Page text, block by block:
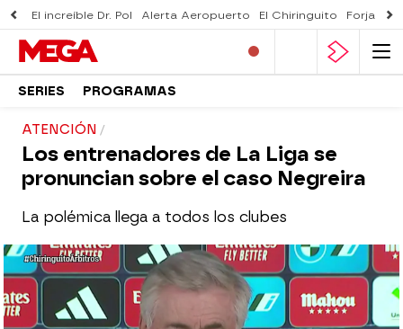
El increíble Dr. Pol Alerta Aeropuerto El Chiringuito Forjado
SERIES PROGRAMAS
ATENCIÓN
Los entrenadores de La Liga se
pronuncian sobre el caso Negreira
La polémica llega a todos los clubes